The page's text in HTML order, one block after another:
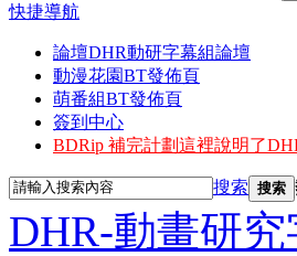
快捷導航
論壇DHR動研字幕組論壇
動漫花園BT發佈頁
萌番組BT發佈頁
簽到中心
BDRip 補完計劃這裡說明了
搜索 搜索
DHR-動畫研究